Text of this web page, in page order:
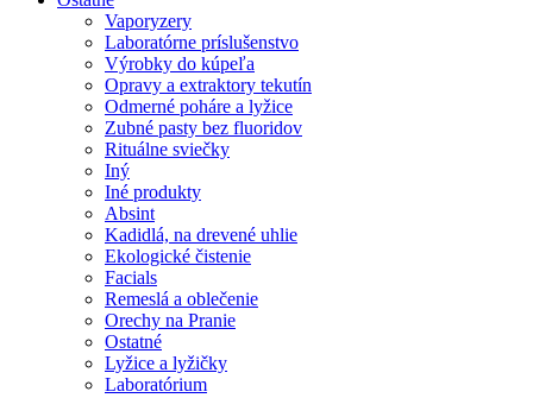
Vaporyzery
Laboratórne príslušenstvo
Výrobky do kúpeľa
Opravy a extraktory tekutín
Odmerné poháre a lyžice
Zubné pasty bez fluoridov
Rituálne sviečky
Iný
Iné produkty
Absint
Kadidlá, na drevené uhlie
Ekologické čistenie
Facials
Remeslá a oblečenie
Orechy na Pranie
Ostatné
Lyžice a lyžičky
Laboratórium